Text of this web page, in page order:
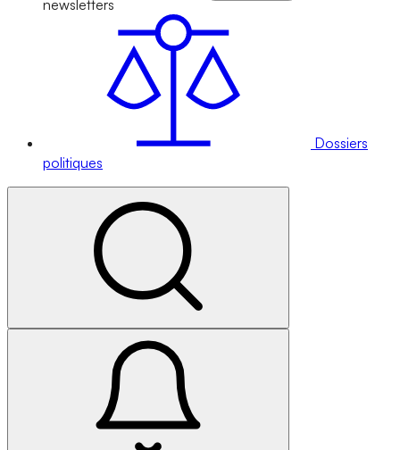
newsletters
Dossiers
politiques